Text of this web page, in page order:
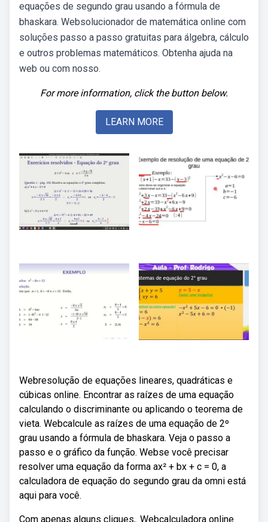
equações de segundo grau usando a fórmula de
bhaskara. Websolucionador de matemática online com
soluções passo a passo gratuitas para álgebra, cálculo
e outros problemas matemáticos. Obtenha ajuda na
web ou com nosso.
For more information, click the button below.
LEARN MORE
Webresolução de equações lineares, quadráticas e
cúbicas online. Encontrar as raízes de uma equação
calculando o discriminante ou aplicando o teorema de
vieta. Webcalcule as raízes de uma equação de 2º
grau usando a fórmula de bhaskara. Veja o passo a
passo e o gráfico da função. Webse você precisar
resolver uma equação da forma ax² + bx + c = 0, a
calculadora de equação do segundo grau da omni está
aqui para você.
Com apenas alguns cliques,. Webcalculadora online